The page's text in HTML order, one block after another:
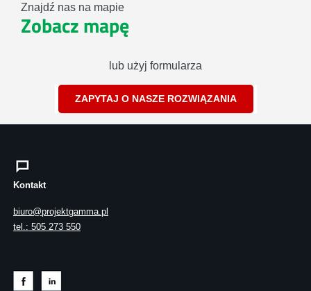
Znajdź nas na mapie
Zobacz mapę
lub użyj formularza
ZAPYTAJ O NASZE ROZWIĄZANIA
Kontakt
biuro@projektgamma.pl
tel.: 505 273 550